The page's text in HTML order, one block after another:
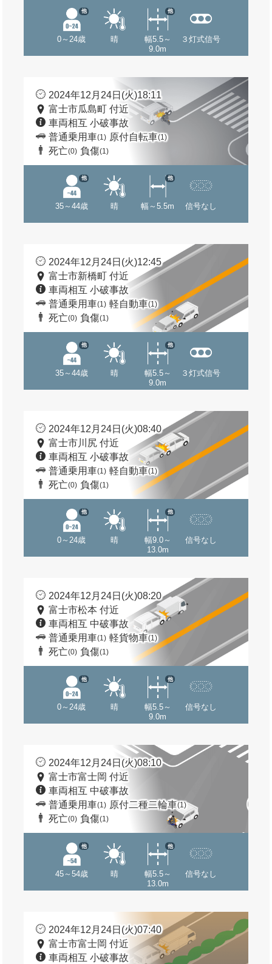
0～24歳
他
晴
幅5.5～
9.0m
他
３灯式信号
2024年12月24日(火)18:11
富士市瓜島町 付近
車両相互 小破事故
普通乗用車(1) 原付自転車(1)
死亡(0) 負傷(1)
35～44歳
他
晴 幅～5.5m
他
信号なし
2024年12月24日(火)12:45
富士市新橋町 付近
車両相互 小破事故
普通乗用車(1) 軽自動車(1)
死亡(0) 負傷(1)
35～44歳
他
晴
幅5.5～
9.0m
他
３灯式信号
2024年12月24日(火)08:40
富士市川尻 付近
車両相互 小破事故
普通乗用車(1) 軽自動車(1)
死亡(0) 負傷(1)
0～24歳
他
晴
幅9.0～
13.0m
他
信号なし
2024年12月24日(火)08:20
富士市松本 付近
車両相互 中破事故
普通乗用車(1) 軽貨物車(1)
死亡(0) 負傷(1)
0～24歳
他
晴
幅5.5～
9.0m
他
信号なし
2024年12月24日(火)08:10
富士市富士岡 付近
車両相互 中破事故
普通乗用車(1) 原付二種二輪車(1)
死亡(0) 負傷(1)
45～54歳
他
晴
幅5.5～
13.0m
他
信号なし
2024年12月24日(火)07:40
富士市富士岡 付近
車両相互 小破事故